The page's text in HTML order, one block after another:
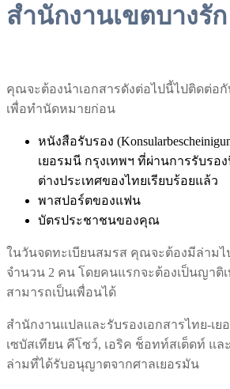
สำนักงานเขตบางรั
คุณจะต้องนำเอกสารดังต่อไปนี้ไปติดต่อ
เพื่อทำนัดหมายก่อน
หนังสือรับรอง
เยอรมนี กรุงเทพฯ ที่ผ่านการรับรอ
ต่างประเทศของไทยเรียบร้อยแล้ว
พาสปอร์ตของแฟน
บัตรประชาชนของคุณ
ในวันจดทะเบียนสมรส คุณจะต้องมีล่าม
จำนวน 2 คน โดยคนแรกจะต้องเป็นญาติ
สามารถเป็นเพื่อนได้
สำนักงานแปลและรับรองเอกสารไทย-เย
เซบัสเทียน คีโซว์, เอริค ช็อทท์สเต็ดท์ แ
ล่ามที่ได้รับอนุญาตจากศาลเยอรมัน